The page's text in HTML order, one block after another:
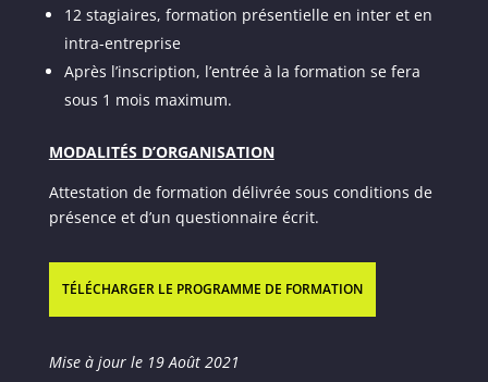
12 stagiaires, formation présentielle en inter et en
intra-entreprise
Après l’inscription, l’entrée à la formation se fera
sous 1 mois maximum.
MODALITÉS D’ORGANISATION
Attestation de formation délivrée sous conditions de
présence et d’un questionnaire écrit.
TÉLÉCHARGER LE PROGRAMME DE FORMATION
Mise à jour le 19 Août 2021